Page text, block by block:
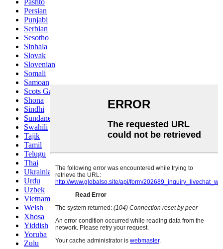
Pashto
Persian
Punjabi
Serbian
Sesotho
Sinhala
Slovak
Slovenian
Somali
Samoan
Scots Gaelic
Shona
Sindhi
Sundanese
Swahili
Tajik
Tamil
Telugu
Thai
Ukrainian
Urdu
Uzbek
Vietnamese
Welsh
Xhosa
Yiddish
Yoruba
Zulu